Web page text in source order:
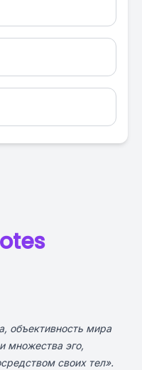
объективность мира
множества эго,
своих тел».